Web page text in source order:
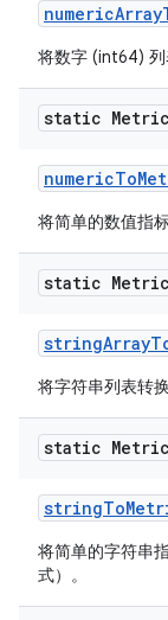
numericArray
将数字 (int64) 列
static Metric
numericTo
将简单的数值指
static Metric
stringArray
将字符串列表转
static Metric
stringTo
将简单的字符串
式）。